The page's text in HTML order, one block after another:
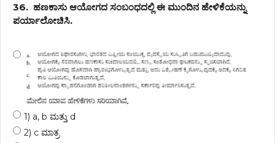
36. ಹಣಕಾಸು ಆಯೋಗದ ಸಂಬಂಧದಲ್ಲಿ ಈ ಮುಂದಿನ ಹೇಳಿಕೆಯನ್ನು
ಪರ್ಯಾಲೋಚಿಸಿ.
1) a, b ಮತ್ತು d
2) c ಮಾತ್ರ